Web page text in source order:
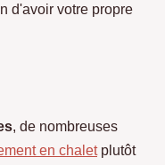
d'avoir votre propre
, de nombreuses
en chaletplutôt